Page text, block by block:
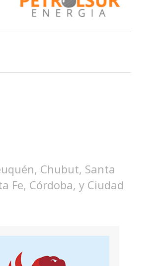
Chubut, Santa
Fe, Córdoba, y Ciudad